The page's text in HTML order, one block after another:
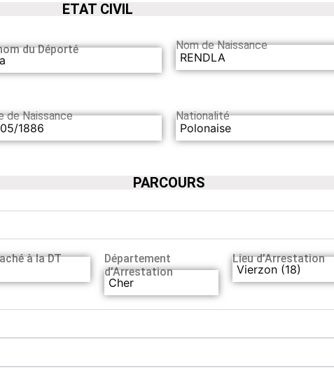
ETAT CIVIL
du Déporté Nom de Naissance
RENDLA
de Naissance
1886
Nationalité
Polonaise
PARCOURS
à la DT
Département
d’Arrestation
Cher
Lieu d’Arrestation
Vierzon (18)